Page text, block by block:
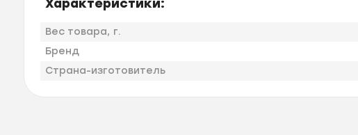
Характеристики:
Вес товара, г.
Бренд
Страна-изготовитель